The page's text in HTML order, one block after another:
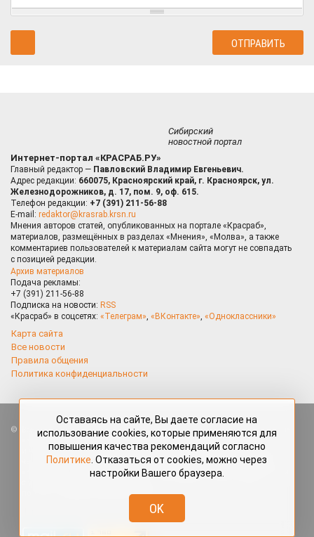
Сибирский
новостной портал
Интернет-портал «КРАСРАБ.РУ»
Главный редактор — Павловский Владимир Евгеньевич.
Адрес редакции: 660075, Красноярский край, г. Красноярск, ул.
Железнодорожников, д. 17, пом. 9, оф. 615.
Телефон редакции: +7 (391) 211-56-88
E-mail: redaktor@krasrab.krsn.ru
Мнения авторов статей, опубликованных на портале «Красраб»,
материалов, размещённых в разделах «Мнения», «Молва», а также
комментариев пользователей к материалам сайта могут не совпадать
с позицией редакции.
Архив материалов
Подача рекламы:
+7 (391) 211-56-88
Подписка на новости: RSS
«Красраб» в соцсетях: «Телеграм», «ВКонтакте», «Одноклассники»
Карта сайта
Все новости
Правила общения
Политика конфиденциальности
Все права защищены. Любые материалы, размещённые на портале
«Красраб.ру» сотрудниками редакции, нештатными авторами
и читателями, являются объектами авторского права. Полное или
частичное использование материалов, размещённых на портале
«Красраб.ру», допускается только с письменного согласия редакции
redaktor@krasrab.krsn.ru.
Оставаясь на сайте, Вы даете согласие на
использование cookies, которые применяются для
повышения качества рекомендаций согласно
Политике . Отказаться от cookies, можно через
настройки Вашего браузера.
OK